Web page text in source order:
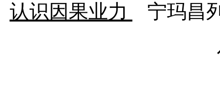
认识因果业力
宁玛昌